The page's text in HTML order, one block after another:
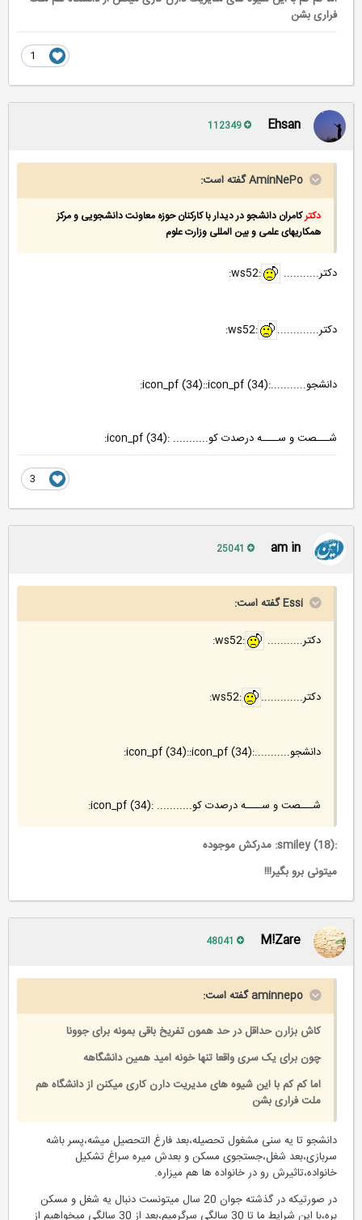
فراری بشن
Ehsan
AminNePo گفته است:
دکترکامران دانشجو در دیدار با کارکنان حوزه معاونت دانشجویی و مرکز
همکاریهای علمی و بین المللی وزارت علوم
دکتر........... :ws52:
دکتر............. :ws52:
دانشجو...........:icon_pf (34)::icon_pf (34):
شـــصت و ســــه درصدت کو........... :icon_pf (34):
am in
Essi گفته است:
دکتر........... :ws52:
دکتر............. :ws52:
دانشجو...........:icon_pf (34)::icon_pf (34):
شـــصت و ســــه درصدت کو........... :icon_pf (34):
میتونی برو بگیر!!!
M!Zare
aminnepo گفته است:
کاش بزارن حداقل در حد همون تفریخ باقی بمونه برای جوونا
چون برای یک سری واقعا تنها خونه امید همین دانشگاهه
اما کم کم با این شیوه های مدیریت دارن کاری میکنن از دانشگاه هم
ملت فراری بشن
دانشجو تا یه سنی مشغول تحصیله،بعد فارغ التحصیل میشه،پسر باشه
سربازی،بعد شغل،جستجوی مسکن و بعدش میره سراغ تشکیل
خانواده،تاثیرش رو در خانواده ها هم میزاره.
در صورتیکه در گذشته جوان 20 سال میتونست دنبال یه شغل و مسکن
بره،با این شرایط ما تا 30 سالگی سرگرمیم،بعد از 30 سالگی میخواهیم از